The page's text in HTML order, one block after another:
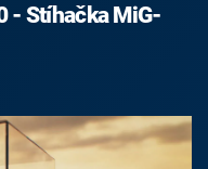
- Stíhačka MiG-